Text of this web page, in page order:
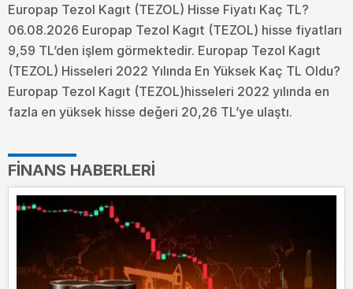
Europap Tezol Kagıt (TEZOL) Hisse Fiyatı Kaç TL?
06.08.2026 Europap Tezol Kagıt (TEZOL) hisse fiyatları
9,59 TL’den işlem görmektedir. Europap Tezol Kagıt
(TEZOL) Hisseleri 2022 Yılında En Yüksek Kaç TL Oldu?
Europap Tezol Kagıt (TEZOL)hisseleri 2022 yılında en
fazla en yüksek hisse değeri 20,26 TL’ye ulaştı.
FINANS HABERLERI